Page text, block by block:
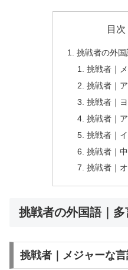
目次
挑戦者の外
挑戦者｜
挑戦者｜
挑戦者｜
挑戦者｜
挑戦者｜
挑戦者｜
挑戦者｜
挑戦者の外国語｜
挑戦者｜メジャーな